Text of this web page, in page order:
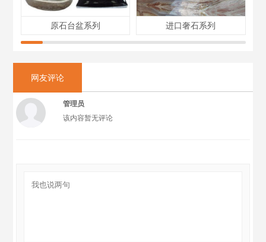
原石台盆系列 进口奢石系列
网友评论
管理员
该内容暂无评论